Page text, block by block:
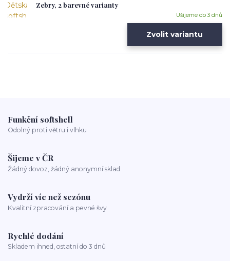
Zebry, 2 barevné varianty
Ušijeme do 3 dnů
Zvolit variantu
Funkční softshell
Odolný proti větru i vlhku
Šijeme v ČR
Žádný dovoz, žádný anonymní sklad
Vydrží víc než sezónu
Kvalitní zpracování a pevné švy
Rychlé dodání
Skladem ihned, ostatní do 3 dnů